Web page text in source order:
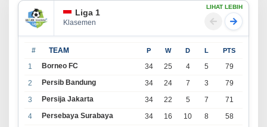
Liga 1
Klasemen
LIHAT LEBIH
# TEAM P W D L PTS
1 Borneo FC 34 25 4 5
79
2
Persib Bandung 34 24 7 3
79
3
Persija Jakarta 34 22 5 7
71
4
Persebaya Surabaya 34 16 10 8
58